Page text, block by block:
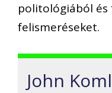
politológiából és
felismeréseket.
John